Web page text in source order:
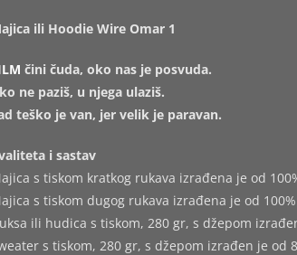
ili Hoodie Wire Omar 1
čini čuda, oko nas je posvuda.
ne paziš, u njega ulaziš.
teško je van, jer velik je paravan.
i sastav
s tiskom kratkog rukava izrađena je od
s tiskom dugog rukava izrađena je od
ili hudica s tiskom, 280 gr, s džepom
s tiskom, 280 gr, s džepom izrađen je od